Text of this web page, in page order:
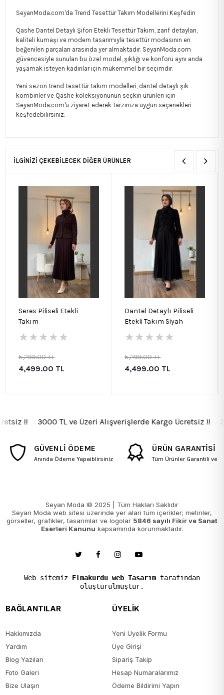
SeyanModa.com'da Trend Tesettür Takım Modellerini Keşfedin
Qashe Dantel Detaylı Şifon Etekli Tesettür Takım, zarif detayları,
kaliteli kumaşı ve modern tasarımıyla tesettür modasının en
beğenilen parçaları arasında yer almaktadır. SeyanModa.com
güvencesiyle sunulan bu özel model, şıklığı ve konforu aynı anda
yaşamak isteyen kadınlar için mükemmel bir seçimdir.
Yeni sezon trend tesettür takım modelleri, dantel detaylı şık
kombinler ve Qashe koleksiyonunun seçkin ürünleri için
SeyanModa.com'u ziyaret ederek tarzınıza uygun seçenekleri
keşfedebilirsiniz.
İLGİNİZİ ÇEKEBİLECEK DİĞER ÜRÜNLER
Seres Piliseli Etekli
Takım
★★★★★
5,299.00 TL
4,499.00 TL
Dantel Detaylı Piliseli
Etekli Takım Siyah
★★★★★
5,299.00 TL
4,499.00 TL
!! 3000 TL ve Üzeri Alışverişlerde Kargo Ücretsiz !!
GÜVENLİ ÖDEME
Anında Ödeme Yapaiblirsiniz
ÜRÜN GARANTİSİ
Tüm Ürünler Garantili ve
Seyan Moda © 2025 | Tüm Hakları Saklıdır
Seyan Moda web sitesi üzerinde yer alan tüm içerikler; metinler,
görseller, grafikler, tasarımlar ve logolar 5846 sayılı Fikir ve Sanat
Eserleri Kanunu kapsamında korunmaktadır.
Web sitemiz Elmakurdu web Tasarım tarafından
oluşturulmuştur.
BAĞLANTILAR
Hakkımızda
Yardım
Blog Yazıları
Foto Galeri
Bize Ulaşın
ÜYELİK
Yeni Üyelik Formu
Üye Girişi
Sipariş Takip
Hesap Numaralarımız
Ödeme Bildirimi Yapın